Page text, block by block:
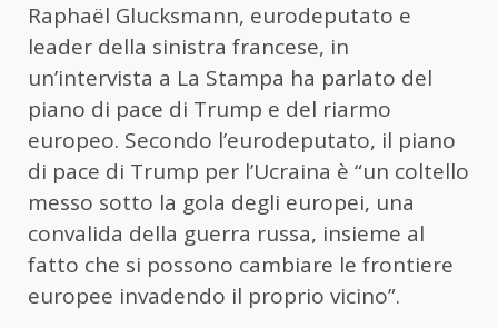
Raphaël Glucksmann, eurodeputato e
leader della sinistra francese, in
un’intervista a La Stampa ha parlato del
piano di pace di Trump e del riarmo
europeo. Secondo l’eurodeputato, il piano
di pace di Trump per l’Ucraina è “un coltello
messo sotto la gola degli europei, una
convalida della guerra russa, insieme al
fatto che si possono cambiare le frontiere
europee invadendo il proprio vicino”.